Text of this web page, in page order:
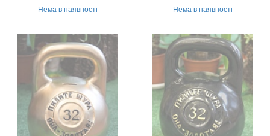
Нема в наявності Нема в наявності